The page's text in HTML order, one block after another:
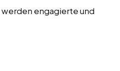
engagierte und